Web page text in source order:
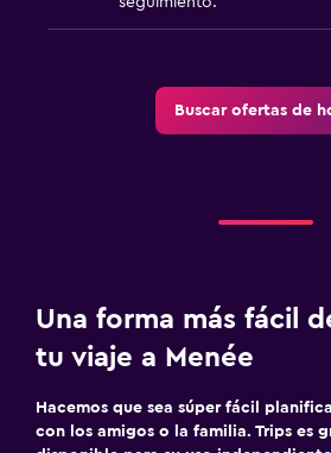
Buscar ofertas de
Una forma más fácil
tu viaje a Menée
Hacemos que sea súper fácil
con los amigos o la familia. Trips es